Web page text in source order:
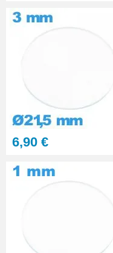
6,90 €